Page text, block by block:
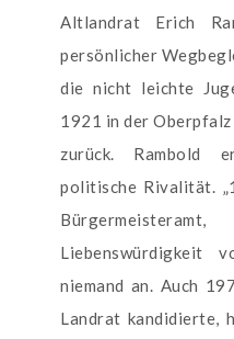
Altlandrat Erich
persönlicher
die nicht leichte
1921 in der
zurück. Rambold
politische Rivalität.
Liebenswürdigkeit
niemand an. Auch
Landrat kandidierte,